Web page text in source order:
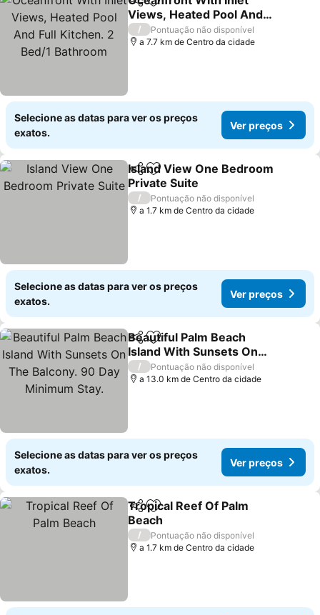
PartilharAdicionar aos favoritos
Views, Heated Pool And
Full Kitchen. 2 Bed/1
Bathroom
/
Pontuação não disponível
a 7.7 km de Centro da cidade
Selecione as datas para ver os preços
exatos.
Ver preços
PartilharAdicionar aos favoritos
Island View One Bedroom
Private Suite
/
Pontuação não disponível
a 1.7 km de Centro da cidade
Selecione as datas para ver os preços
exatos.
Ver preços
PartilharAdicionar aos favoritos
Beautiful Palm Beach
Island With Sunsets On
The Balcony. 90 Day
Minimum Stay.
/
Pontuação não disponível
a 13.0 km de Centro da cidade
Selecione as datas para ver os preços
exatos.
Ver preços
PartilharAdicionar aos favoritos
Tropical Reef Of Palm
Beach
/
Pontuação não disponível
a 1.7 km de Centro da cidade